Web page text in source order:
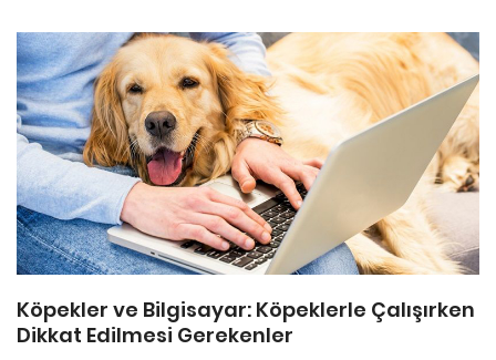
Köpekler ve Bilgisayar: Köpeklerle Çalışırken
Dikkat Edilmesi Gerekenler